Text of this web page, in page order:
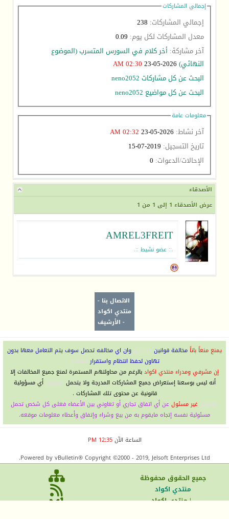
إجمالي المشاركات
إجمالي المشاركات:
معدل المشاركات لكل يوم:
آخر مشاركة: أخر كلام في السورس المتسرب (الموضوع
النهائي)
02:30 AM
البحث عن كل مشاركات neno2052
البحث عن كل مواضيع neno2052
معلومات عامة
آخر نشاط:
02:32 AM
تاريخ التسجيل:
الإحالات/الدعوات:
الأصدقاء
عرض الأصدقاء 1 إلى 1 من 1
AMREL3FREIT
.:: عضو نشيط ::.
الاتصال بنا -
منتدي اكواد
- الأرشيف
يمنع منعاً باتاًمخالفة قوانين المنتدى وان اي مخالفه تحصل سوف يتم التعامل معها بدون
تهاون لحفظ انتظام واستقرارالمنتدي
إن مشرفي ومدراء منتدي اكوادبالرغم من محاولتهم المستمرة لمنع جميع المخالفات إلا
أنه ليس بوسعنا إستعراض جميع المشاركات المدرجة ولا يتحمل المنتدى أي مسؤولية
قانونية عن محتوى تلك المشاركات .
المنتدي غير مسئولعن أي اتفاق تجاري أو تعاوني بين الأعضاء فعلى كل شخص تحمل
مسئولية نفسه إتجاه مايقوم به من بيع وشراء وإتفاق وأعطاء معلومات موقعه.
الساعة الآن12:35 PM
Powered by vBulletin® Copyright ©2000 - 2019, Jelsoft Enterprises Ltd.
جميع الحقوق محفوظة
منتدي اكواد
| منتدي اكواد